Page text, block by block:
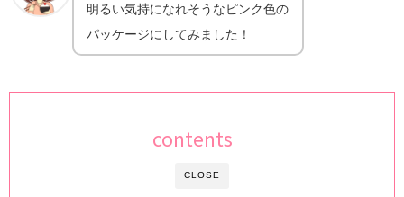
明るい気持になれそうなピンク色の
パッケージにしてみました！
CLOSE
contents